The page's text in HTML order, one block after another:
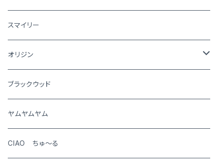
犬
猫
スマイリー
オリジン
犬
猫
ブラックウッド
ヤムヤムヤム
CIAO ちゅ～る